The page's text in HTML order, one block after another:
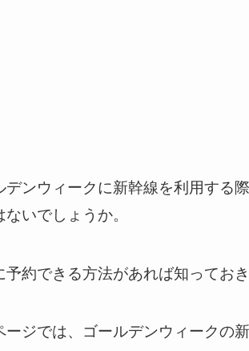
デンウィークに新幹線を利用する
ないでしょうか。
予約できる方法があれば知ってお
ージでは、ゴールデンウィークの